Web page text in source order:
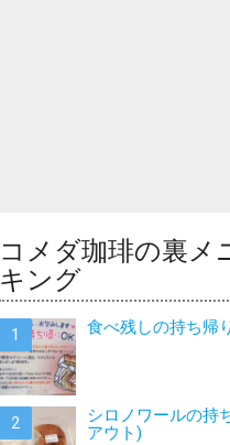
コメダ珈琲の裏メ
キング
食べ残しの持ち帰
シロノワールの持
アウト)